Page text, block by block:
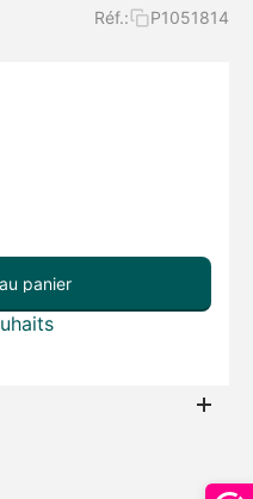
Réf.: P1051814
panier